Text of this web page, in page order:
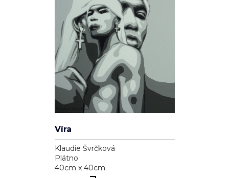
Víra
Klaudie Švrčková
Plátno
40cm x 40cm